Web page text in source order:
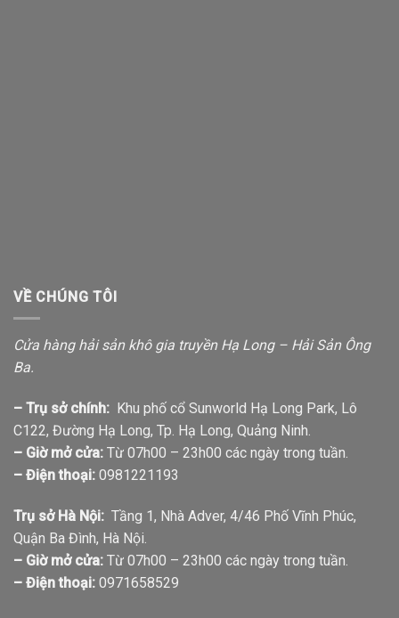
VỀ CHÚNG TÔI
Cửa hàng hải sản khô gia truyền Hạ Long – Hải Sản Ông
Ba.
– Trụ sở chính: Khu phố cổ Sunworld Hạ Long Park, Lô
C122, Đường Hạ Long, Tp. Hạ Long, Quảng Ninh.
– Giờ mở cửa: Từ 07h00 – 23h00 các ngày trong tuần.
– Điện thoại: 0981221193
Trụ sở Hà Nội: Tầng 1, Nhà Adver, 4/46 Phố Vĩnh Phúc,
Quận Ba Đình, Hà Nội.
– Giờ mở cửa: Từ 07h00 – 23h00 các ngày trong tuần.
– Điện thoại: 0971658529